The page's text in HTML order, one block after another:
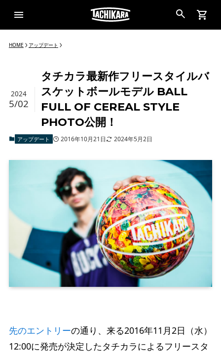
HOME アップデート
タチカラ最新作フリースタイルバ
スケットボールモデル BALL
FULL OF CEREAL STYLE
PHOTO公開！
2024
5/02
アップデート 2016年10月21日 2024年5月2日
先のエントリーの通り、来る2016年11月2日（水）
12:00に発売が決定したタチカラによるフリースタ